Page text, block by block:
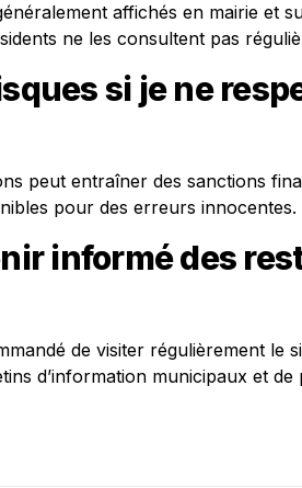
affichés en mairie et
ne les consultent pas
si je ne
peut entraîner des sanctions
pour des erreurs innocentes.
informé des
de visiter régulièrement le
d’information municipaux et